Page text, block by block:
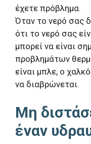
έχετε πρόβλημα.
Όταν το νερό σας
ότι το νερό σας
μπορεί να είναι
προβλημάτων
είναι μπλε, ο
να διαβρώνεται.
Μη
έναν